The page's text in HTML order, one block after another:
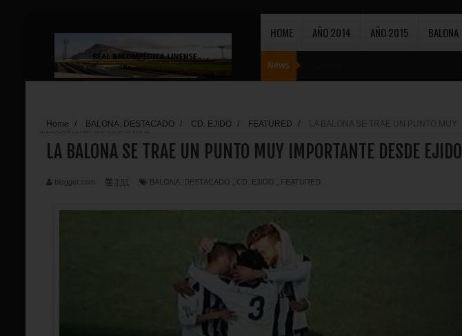
HOME AÑO 2014 AÑO 2015 BALONA
News
Home / BALONA. DESTACADO / CD. EJIDO / FEATURED /
LA BALONA SE TRAE UN PUNTO MUY
IMPORTANTE DESDE EJIDO
LA BALONA SE TRAE UN PUNTO MUY IMPORTANTE DESDE EJIDO
blogger.com 3:51 BALONA. DESTACADO CD. EJIDO FEATURED